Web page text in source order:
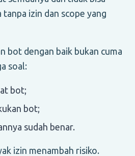
izin dan scope yang
bot dengan baik bukan cuma
soal:
bot;
bot;
sudah benar.
izin menambah risiko.